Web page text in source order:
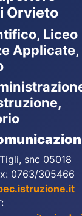
Orvieto
Liceo
Applicate,
snc 05018
0763/305466